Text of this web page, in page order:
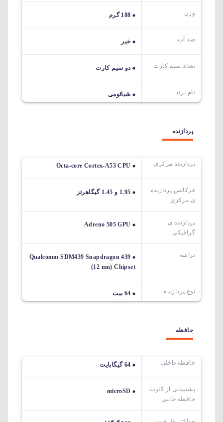
وزن 188 گرم
ضد آب خیر
تعداد سیم کارت دو سیم کارت
نام برند شیائومی
پردازنده
پردازنده مرکزی Octa-core Cortex-A53 CPU
فرکانس پردازنده
ی مرکزی
1.95 و 1.45 گیگاهرتز
پردازنده ی
گرافیکی
Adreno 505 GPU
تراشه
Qualcomm SDM439 Snapdragon 439
(12 nm) Chipset
نوع پردازنده 64 بیت
حافظه
حافظه داخلی 64 گیگابایت
پشتیبانی از کارت
حافظه جانبی
microSD